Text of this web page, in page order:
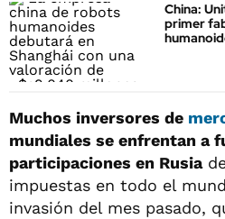
China:
primer
Muchos inversores de
mundiales se enfrentan a
participaciones en Rusia
impuestas en todo el
invasión del mes pasado,